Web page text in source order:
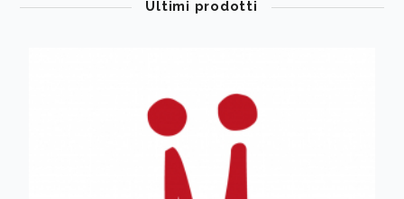
Ultimi prodotti